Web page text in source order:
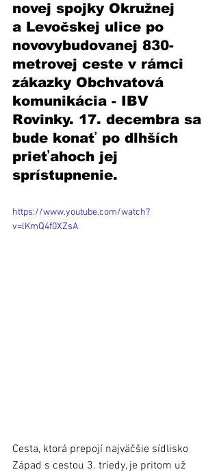
novej spojky Okružnej
a Levočskej ulice po
novovybudovanej 830-
metrovej ceste v rámci
zákazky Obchvatová
komunikácia - IBV
Rovinky. 17. decembra sa
bude konať po dlhších
prieťahoch jej
sprístupnenie.
https://www.youtube.com/watch?
v=lKmQ4f0XZsA
Cesta, ktorá prepojí najväčšie sídlisko
Západ s cestou 3. triedy, je pritom už